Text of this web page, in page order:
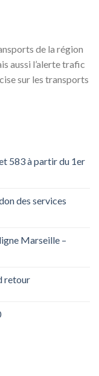
de la région
aussi l’alerte trafic
sur les transports
583 à partir du 1er
des services
Marseille –
retour